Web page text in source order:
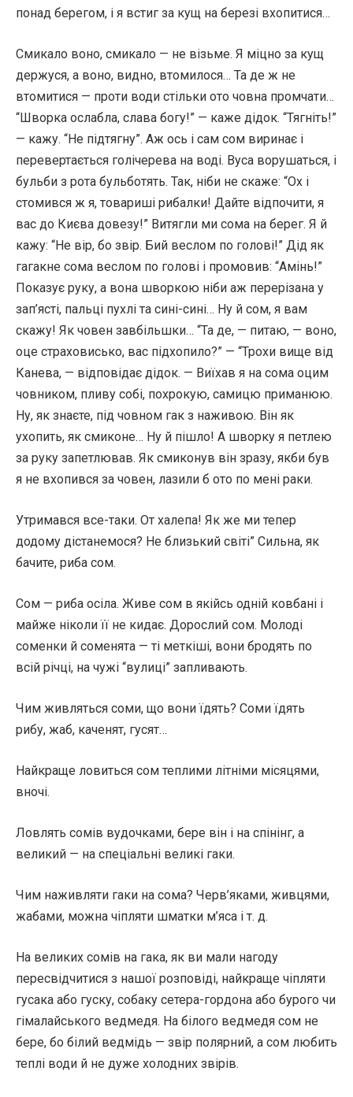
понад берегом, і я встиг за кущ на березі вхопитися…
Смикало воно, смикало — не візьме. Я міцно за кущ
держуся, а воно, видно, втомилося… Та де ж не
втомитися — проти води стільки ото човна промчати…
“Шворка ослабла, слава богу!” — каже дідок. “Тягніть!”
— кажу. “Не підтягну”. Аж ось і сам сом виринає і
перевертається голічерева на воді. Вуса ворушаться, і
бульби з рота бульботять. Так, ніби не скаже: “Ох і
стомився ж я, товариші рибалки! Дайте відпочити, я
вас до Києва довезу!” Витягли ми сома на берег. Я й
кажу: “Не вір, бо звір. Бий веслом по голові!” Дід як
гагакне сома веслом по голові і промовив: “Амінь!”
Показує руку, а вона шворкою ніби аж перерізана у
зап’ясті, пальці пухлі та сині-сині… Ну й сом, я вам
скажу! Як човен завбільшки… “Та де, — питаю, — воно,
оце страховисько, вас підхопило?” — “Трохи вище від
Канева, — відповідає дідок. — Виїхав я на сома оцим
човником, пливу собі, похрокую, самицю приманюю.
Ну, як знаєте, під човном гак з наживою. Він як
ухопить, як смиконе… Ну й пішло! А шворку я петлею
за руку запетлював. Як смиконув він зразу, якби був
я не вхопився за човен, лазили б ото по мені раки.
Утримався все-таки. От халепа! Як же ми тепер
додому дістанемося? Не близький світі” Сильна, як
бачите, риба сом.
Сом — риба осіла. Живе сом в якійсь одній ковбані і
майже ніколи її не кидає. Дорослий сом. Молоді
соменки й соменята — ті меткіші, вони бродять по
всій річці, на чужі “вулиці” запливають.
Чим живляться соми, що вони їдять? Соми їдять
рибу, жаб, каченят, гусят…
Найкраще ловиться сом теплими літніми місяцями,
вночі.
Ловлять сомів вудочками, бере він і на спінінг, а
великий — на спеціальні великі гаки.
Чим наживляти гаки на сома? Черв’яками, живцями,
жабами, можна чіпляти шматки м’яса і т. д.
На великих сомів на гака, як ви мали нагоду
пересвідчитися з нашої розповіді, найкраще чіпляти
гусака або гуску, собаку сетера-гордона або бурого чи
гімалайського ведмедя. На білого ведмедя сом не
бере, бо білий ведмідь — звір полярний, а сом любить
теплі води й не дуже холодних звірів.